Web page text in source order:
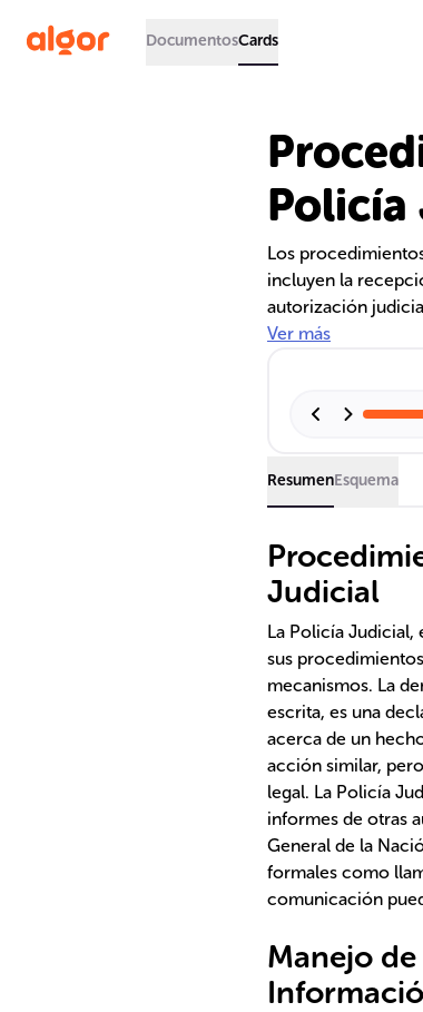
DocumentosCards
Policía
Los
incluyen la
autorización
de la
programa
Ver más
ResumenEsquema
Judicial
La Policía Judicial,
sus
mecanismos. La
escrita, es una
acerca de un
acción similar,
legal. La Policía
informes de otras
General de la
formales como
comunicación
Manejo